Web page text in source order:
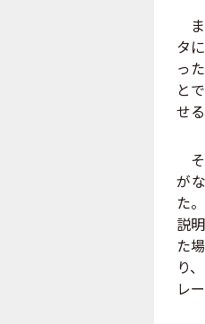
タ
っ
と
せ
が
た
説
た
り
レ